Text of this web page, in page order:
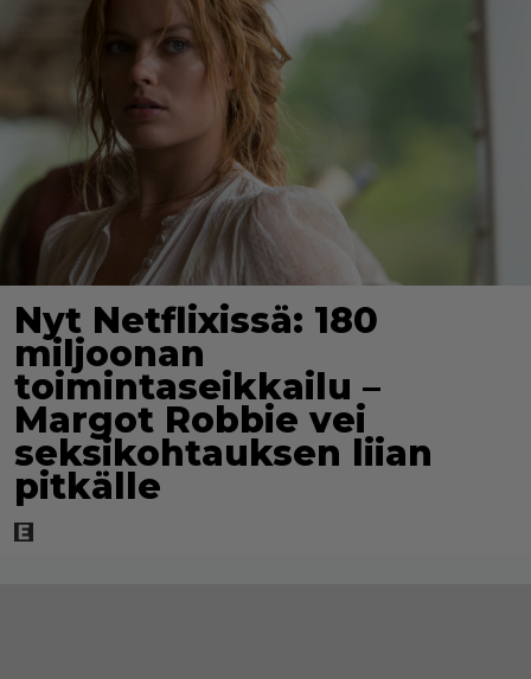
Nyt Netflixissä: 180
miljoonan
toimintaseikkailu –
Margot Robbie vei
seksikohtauksen liian
pitkälle